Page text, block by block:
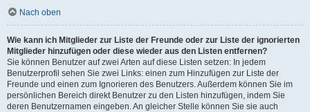
Nach oben
Wie kann ich Mitglieder zur Liste der Freunde oder zur Liste der ignorierten
Mitglieder hinzufügen oder diese wieder aus den Listen entfernen?
Sie können Benutzer auf zwei Arten auf diese Listen setzen: In jedem
Benutzerprofil sehen Sie zwei Links: einen zum Hinzufügen zur Liste der
Freunde und einen zum Ignorieren des Benutzers. Außerdem können Sie im
persönlichen Bereich direkt Benutzer zu den Listen hinzufügen, indem Sie
deren Benutzernamen eingeben. An gleicher Stelle können Sie sie auch